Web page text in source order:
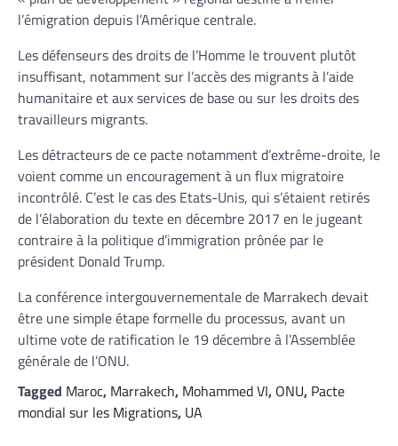
l’émigration depuis l’Amérique centrale.
Les défenseurs des droits de l’Homme le trouvent plutôt
insuffisant, notamment sur l’accès des migrants à l’aide
humanitaire et aux services de base ou sur les droits des
travailleurs migrants.
Les détracteurs de ce pacte notamment d’extrême-droite, le
voient comme un encouragement à un flux migratoire
incontrôlé. C’est le cas des Etats-Unis, qui s’étaient retirés
de l’élaboration du texte en décembre 2017 en le jugeant
contraire à la politique d’immigration prônée par le
président Donald Trump.
La conférence intergouvernementale de Marrakech devait
être une simple étape formelle du processus, avant un
ultime vote de ratification le 19 décembre à l’Assemblée
générale de l’ONU.
Tagged Maroc, Marrakech, Mohammed VI, ONU, Pacte
mondial sur les Migrations, UA